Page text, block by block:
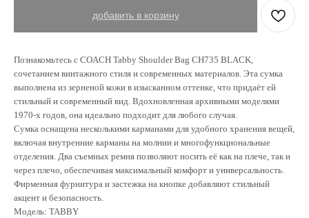
добавить в корзину
Познакомьтесь с COACH Tabby Shoulder Bag CH735 BLACK,
сочетанием винтажного стиля и современных материалов. Эта сумка
выполнена из зерненой кожи в изысканном оттенке, что придаёт ей
стильный и современный вид. Вдохновленная архивными моделями
1970-х годов, она идеально подходит для любого случая.
Сумка оснащена несколькими карманами для удобного хранения вещей,
включая внутренние карманы на молнии и многофункциональные
отделения. Два съемных ремня позволяют носить её как на плече, так и
через плечо, обеспечивая максимальный комфорт и универсальность.
Фирменная фурнитура и застежка на кнопке добавляют стильный
акцент и безопасность.
Модель: TABBY